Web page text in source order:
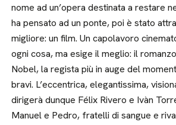
nome ad un’opera destinata a restare
ha pensato ad un ponte, poi è stato
migliore: un film. Un capolavoro
ogni cosa, ma esige il meglio: il
Nobel, la regista più in auge del
bravi. L’eccentrica, elegantissima,
dirigerà dunque Félix Rivero e Ivàn
Manuel e Pedro, fratelli di sangue e